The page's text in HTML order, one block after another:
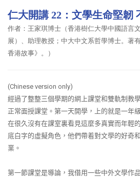
仁大開講 22：文學生命堅韌
作者： 王家琪博士（香港樹仁大學中國語言
展）、助理教授；中大中文系哲學博士。著
香港故事》。）
(Chinese version only)
經過了整整三個學期的網上課堂和雙軌制教
正常面授課堂。第一天開學，上的就是一年
在很久沒有在課室裏看見這麼多真實而年輕
底白字的虛擬角色，他們帶着對文學的好奇
業。
第一節課堂是導論，我借用一些中外文學作